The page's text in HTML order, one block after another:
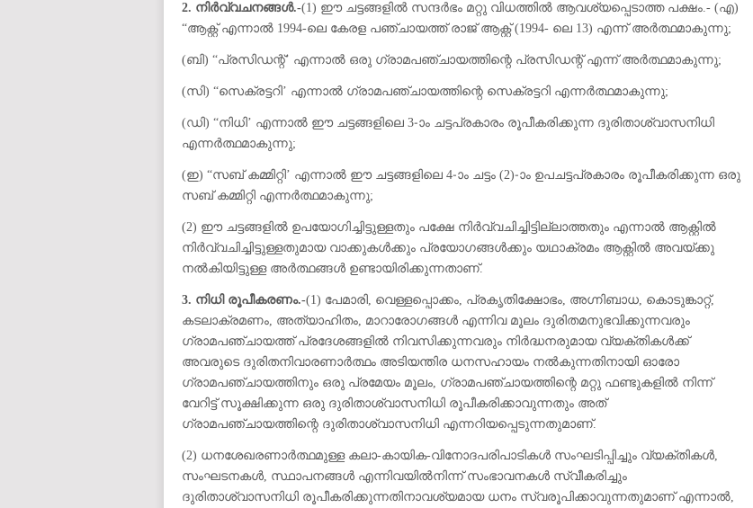
2. നിർവ്വചനങ്ങൾ.-(1) ഈ ചട്ടങ്ങളിൽ സന്ദർഭം മറ്റു വിധത്തിൽ ആവശ്യപ്പെടാത്ത പക്ഷം.- (എ)
“ആക്റ്റ് എന്നാൽ 1994-ലെ കേരള പഞ്ചായത്ത് രാജ് ആക്റ്റ് (1994- ലെ 13) എന്ന് അർത്ഥമാകുന്നു;
(ബി) “പ്രസിഡന്റ്’ എന്നാൽ ഒരു ഗ്രാമപഞ്ചായത്തിന്റെ പ്രസിഡന്റ് എന്ന് അർത്ഥമാകുന്നു;
(സി) “സെക്രട്ടറി’ എന്നാൽ ഗ്രാമപഞ്ചായത്തിന്റെ സെക്രട്ടറി എന്നർത്ഥമാകുന്നു;
(ഡി) “നിധി’ എന്നാൽ ഈ ചട്ടങ്ങളിലെ 3-ാം ചട്ടപ്രകാരം രൂപീകരിക്കുന്ന ദുരിതാശ്വാസനിധി
എന്നർത്ഥമാകുന്നു;
(ഇ) “സബ് കമ്മിറ്റി’ എന്നാൽ ഈ ചട്ടങ്ങളിലെ 4-ാം ചട്ടം (2)-ാം ഉപചട്ടപ്രകാരം രൂപീകരിക്കുന്ന ഒരു
സബ് കമ്മിറ്റി എന്നർത്ഥമാകുന്നു;
(2) ഈ ചട്ടങ്ങളിൽ ഉപയോഗിച്ചിട്ടുള്ളതും പക്ഷേ നിർവ്വചിച്ചിട്ടില്ലാത്തതും എന്നാൽ ആക്റ്റിൽ
നിർവ്വചിച്ചിട്ടുള്ളതുമായ വാക്കുകൾക്കും പ്രയോഗങ്ങൾക്കും യഥാക്രമം ആക്റ്റിൽ അവയ്ക്കു
നൽകിയിട്ടുള്ള അർത്ഥങ്ങൾ ഉണ്ടായിരിക്കുന്നതാണ്.
3. നിധി രൂപീകരണം.-(1) പേമാരി, വെള്ളപ്പൊക്കം, പ്രകൃതിക്ഷോഭം, അഗ്നിബാധ, കൊടുങ്കാറ്റ്,
കടലാക്രമണം, അത്യാഹിതം, മാറാരോഗങ്ങൾ എന്നിവ മൂലം ദുരിതമനുഭവിക്കുന്നവരും
ഗ്രാമപഞ്ചായത്ത് പ്രദേശങ്ങളിൽ നിവസിക്കുന്നവരും നിർദ്ധനരുമായ വ്യക്തികൾക്ക്
അവരുടെ ദുരിതനിവാരണാർത്ഥം അടിയന്തിര ധനസഹായം നൽകുന്നതിനായി ഓരോ
ഗ്രാമപഞ്ചായത്തിനും ഒരു പ്രമേയം മൂലം, ഗ്രാമപഞ്ചായത്തിന്റെ മറ്റു ഫണ്ടുകളിൽ നിന്ന്
വേറിട്ട് സൂക്ഷിക്കുന്ന ഒരു ദുരിതാശ്വാസനിധി രൂപീകരിക്കാവുന്നതും അത്
ഗ്രാമപഞ്ചായത്തിന്റെ ദുരിതാശ്വാസനിധി എന്നറിയപ്പെടുന്നതുമാണ്.
(2) ധനശേഖരണാർത്ഥമുള്ള കലാ-കായിക-വിനോദപരിപാടികൾ സംഘടിപ്പിച്ചും വ്യക്തികൾ,
സംഘടനകൾ, സ്ഥാപനങ്ങൾ എന്നിവയിൽനിന്ന് സംഭാവനകൾ സ്വീകരിച്ചും
ദുരിതാശ്വാസനിധി രൂപീകരിക്കുന്നതിനാവശ്യമായ ധനം സ്വരൂപിക്കാവുന്നതുമാണ് എന്നാൽ,